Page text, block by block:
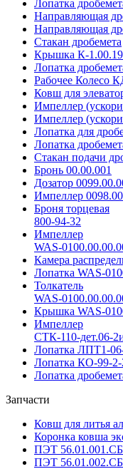
Лопатка
Направляющая
Направляющая
Стакан дробемета
Крышка К-
Лопатка
Рабочее Колесо
Ковш для
Импеллер
Импеллер
Лопатка для
Лопатка
Стакан подачи
Бронь 00.00.001
Дозатор
Импеллер
Броня торцевая
800-94-32
Импеллер
WAS-
Камера
Лопатка WAS-
Толкатель
WAS-
Крышка WAS-
Импеллер
СТК-110-дет.06-
Лопатка ЛПТ1-
Лопатка КО-99-2-
Лопатка
Запчасти
Ковш для литья
Коронка ковша
ПЭТ
ПЭТ